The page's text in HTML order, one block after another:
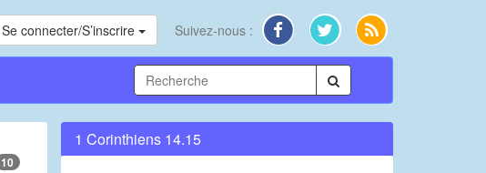
Se connecter/S’inscrire Suivez-nous :
10
1 Corinthiens 14.15